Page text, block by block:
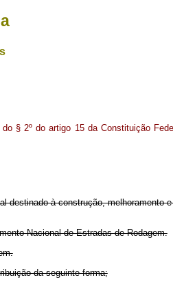
§ 2º do artigo 15 da Constituição
à construção, melhoramento
Nacional de Estradas de Rodagem.
da seguinte forma;